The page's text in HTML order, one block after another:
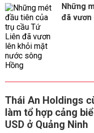
Những
đã vươn
Thái An Holdings
làm tổ hợp cảng
USD ở Quảng Ninh